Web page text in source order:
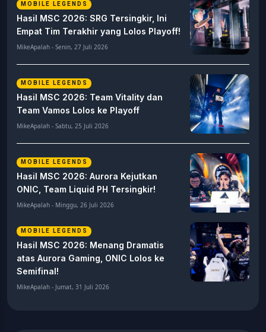
MOBILE LEGENDS
Hasil MSC 2026: SRG Tersingkir, Ini
Empat Tim Terakhir yang Lolos Playoff!
MikeApalah - Senin, 27 Juli 2026
MOBILE LEGENDS
Hasil MSC 2026: Team Vitality dan
Team Vamos Lolos ke Playoff
MikeApalah - Sabtu, 25 Juli 2026
MOBILE LEGENDS
Hasil MSC 2026: Aurora Kejutkan
ONIC, Team Liquid PH Tersingkir!
MikeApalah - Minggu, 26 Juli 2026
MOBILE LEGENDS
Hasil MSC 2026: Menang Dramatis
atas Aurora Gaming, ONIC Lolos ke
Semifinal!
MikeApalah - Jumat, 31 Juli 2026